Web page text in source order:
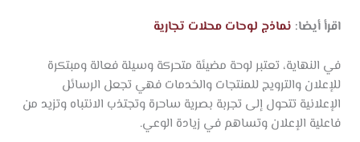
اقرأ أيضا: نماذج لوحات محلات تجارية
في النهاية، تعتبر لوحة مضيئة متحركة وسيلة فعالة ومبتكرة
للإعلان والترويج للمنتجات والخدمات فهي تجعل الرسائل
الإعلانية تتحول إلى تجربة بصرية ساحرة وتجتذب الانتباه وتزيد من
فاعلية الإعلان وتساهم في زيادة الوعي.